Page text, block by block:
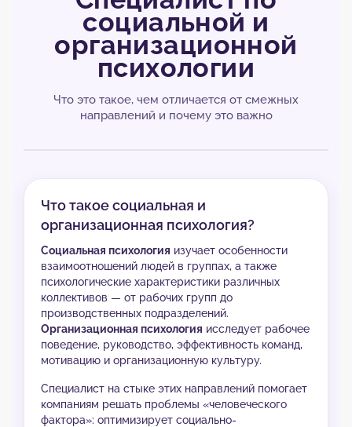
социальной и
организационной
психологии
Что это такое, чем отличается от смежных
направлений и почему это важно
Что такое социальная и
организационная психология?
Социальная психология изучает особенности
взаимоотношений людей в группах, а также
психологические характеристики различных
коллективов — от рабочих групп до
производственных подразделений.
Организационная психология исследует рабочее
поведение, руководство, эффективность команд,
мотивацию и организационную культуру.
Специалист на стыке этих направлений помогает
компаниям решать проблемы «человеческого
фактора»: оптимизирует социально-